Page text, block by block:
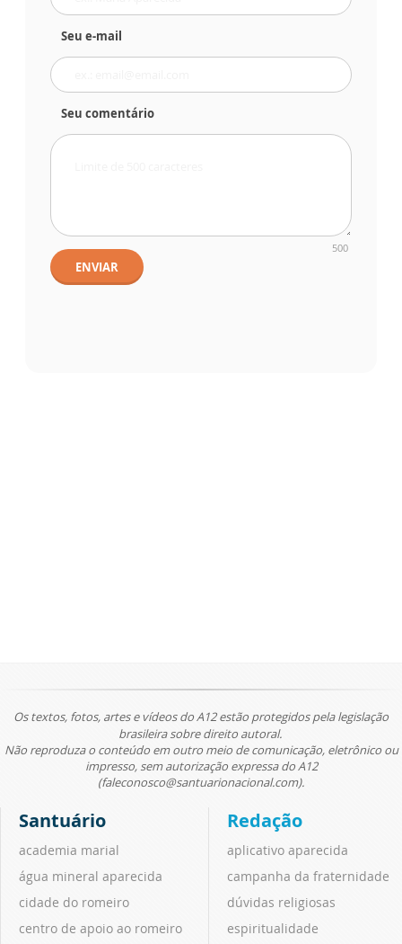
Seu e-mail
Seu comentário
500
ENVIAR
Os textos, fotos, artes e vídeos do A12 estão protegidos pela legislação
brasileira sobre direito autoral.
Não reproduza o conteúdo em outro meio de comunicação, eletrônico ou
impresso, sem autorização expressa do A12
(faleconosco@santuarionacional.com).
Santuário
academia marial
água mineral aparecida
cidade do romeiro
centro de apoio ao romeiro
Redação
aplicativo aparecida
campanha da fraternidade
dúvidas religiosas
espiritualidade